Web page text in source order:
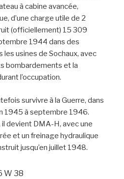
à cabine avancée,
d’une charge utile de 2
(officiellement) 15 309
1944 dans des
usines de Sochaux, avec
bombardements et la
l’occupation.
survivre à la Guerre, dans
1945 à septembre 1946.
devient DMA-H, avec une
et un freinage hydraulique
jusqu’en juillet 1948.
W 38